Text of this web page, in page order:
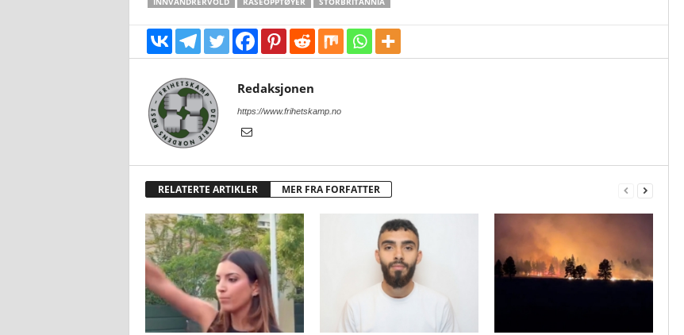
Redaksjonen
https://www.frihetskamp.no
RELATERTE ARTIKLER MER FRA FORFATTER